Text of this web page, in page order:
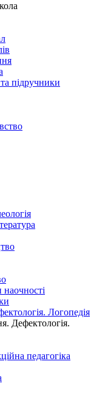
підручники
Логопедія
Дефектологія.
педагогіка